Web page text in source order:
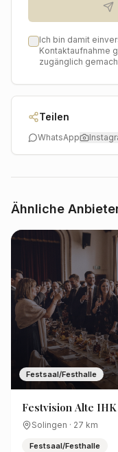
Ich bin damit
Kontaktaufnahme
zugänglich
Teilen
WhatsApp
Ähnliche
Festsaal/Festhalle
Festvision Alte IHK
Solingen · 27 km
Festsaal/Festhalle